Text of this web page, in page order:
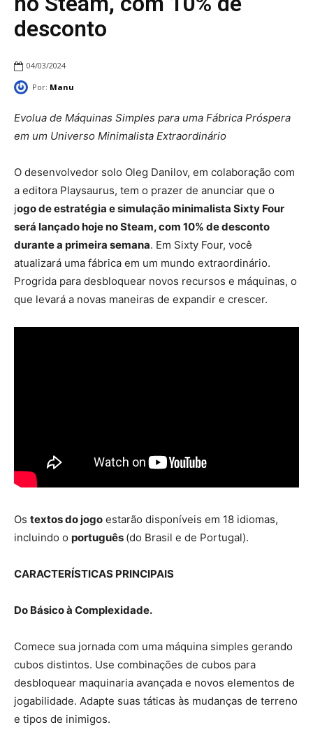
desconto
04/03/2024
Por: Manu
Evolua de Máquinas Simples para uma Fábrica Próspera
em um Universo Minimalista Extraordinário
O desenvolvedor solo Oleg Danilov, em colaboração com
a editora Playsaurus, tem o prazer de anunciar que o
jogo de estratégia e simulação minimalista Sixty Four
será lançado hoje no Steam, com 10% de desconto
durante a primeira semana. Em Sixty Four, você
atualizará uma fábrica em um mundo extraordinário.
Progrida para desbloquear novos recursos e máquinas, o
que levará a novas maneiras de expandir e crescer.
Os textos do jogo estarão disponíveis em 18 idiomas,
incluindo o português (do Brasil e de Portugal).
CARACTERÍSTICAS PRINCIPAIS
Do Básico à Complexidade.
Comece sua jornada com uma máquina simples gerando
cubos distintos. Use combinações de cubos para
desbloquear maquinaria avançada e novos elementos de
jogabilidade. Adapte suas táticas às mudanças de terreno
e tipos de inimigos.